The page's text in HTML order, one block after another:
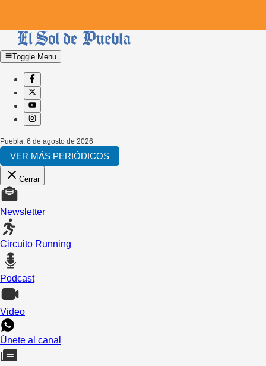
Toggle Menu
Puebla 6 de agosto de 2026
VER MÁS PERIÓDICOS
Cerrar
Newsletter
Circuito Running
Podcast
Video
Únete al canal